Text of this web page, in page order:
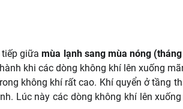
tiếp giữamùa lạnh sang mùa nóng
khi các dòng không khí lên xuống
không khí rất cao. Khí quyển ở tầng
Lúc này các dòng không khí lên